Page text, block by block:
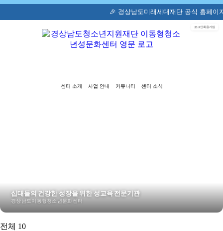
🎉 경상남도미래세대재단 공식 홈페이지가 새롭
센터 소개 사업 안내 커뮤니티 센터 소식
십대들의 건강한 성장을 위한 성교육 전문기관
경상남도이동형청소년문화센터
전체 10
로그인회원가입